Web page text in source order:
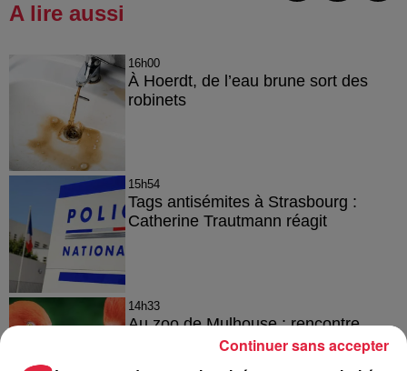
A lire aussi
16h00
À Hoerdt, de l’eau brune sort des
robinets
15h54
Tags antisémites à Strasbourg :
Catherine Trautmann réagit
14h33
Au zoo de Mulhouse : rencontre
avec les flamants rouges
Continuer sans accepter